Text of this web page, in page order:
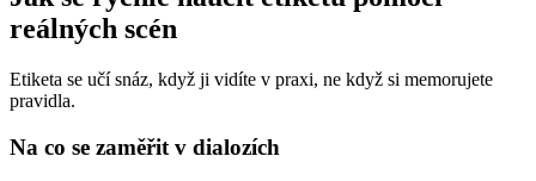
reálných scén
Etiketa se učí snáz, když ji vidíte v praxi, ne když si memorujete
pravidla.
Na co se zaměřit v dialozích